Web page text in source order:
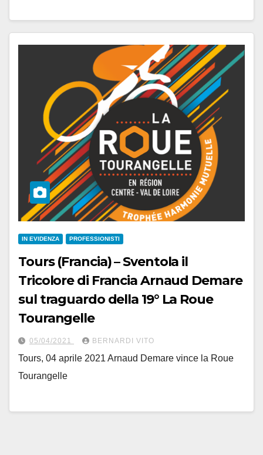
IN EVIDENZA PROFESSIONISTI
Tours (Francia) – Sventola il
Tricolore di Francia Arnaud Demare
sul traguardo della 19° La Roue
Tourangelle
05/04/2021 BERNARDI VITO
Tours, 04 aprile 2021 Arnaud Demare vince la Roue
Tourangelle